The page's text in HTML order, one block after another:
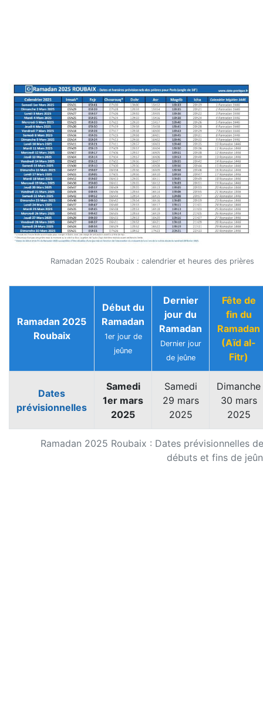
Ramadan 2025 Roubaix : calendrier et heures des prières
Ramadan 2025 Roubaix : Dates prévisionnelles
débuts et fins de
Ramadan 2025
Roubaix
Début du
Ramadan
1er jour de
jeûne
Dernier
jour du
Ramadan
Dernier jour
de jeûne
Fête de
fin du
Ramadan
(Aïd al-
Fitr)
Dates
prévisionnelles
Samedi
1er mars
2025
Samedi
29 mars
2025
Dimanche
30 mars
2025